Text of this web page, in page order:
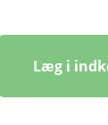
Læg i